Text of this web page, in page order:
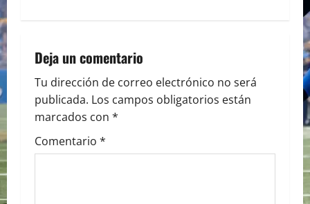
v
i
g
a
Deja un comentario
Tu dirección de correo electrónico no será
publicada. Los campos obligatorios están
marcados con *
Comentario *